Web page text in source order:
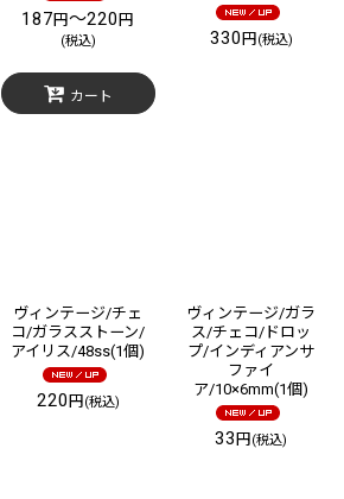
187円～220円
(税込)
カート
330 円 (税込)
ヴィンテージ/チェ
コ/ガラスストーン/
アイリス/48ss(1個)
220 円 (税込)
ヴィンテージ/ガラ
ス/チェコ/ドロッ
プ/インディアンサ
ファイ
ア/10×6mm(1個)
33円 (税込)